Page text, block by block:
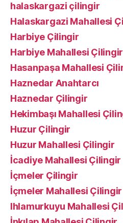
halaskargazi çilingir
Halaskargazi Mahallesi
Harbiye Çilingir
Harbiye Mahallesi Çilingir
Hasanpaşa Mahallesi
Haznedar Anahtarcı
Haznedar Çilingir
Hekimbaşı Mahallesi
Huzur Çilingir
Huzur Mahallesi Çilingir
İcadiye Mahallesi Çilingir
İçmeler Çilingir
İçmeler Mahallesi Çilingir
Ihlamurkuyu Mahallesi